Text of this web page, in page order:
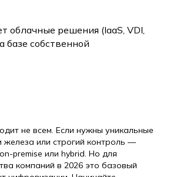
облачные решения (IaaS, VDI,
собственной
не всем. Если нужны уникальные
железа или строгий контроль —
premise или hybrid. Но для
компаний в 2026 это базовый